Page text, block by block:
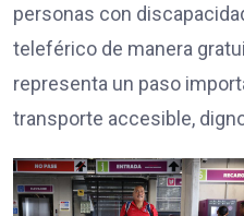
personas con
teleférico de manera
representa un paso
transporte accesible,